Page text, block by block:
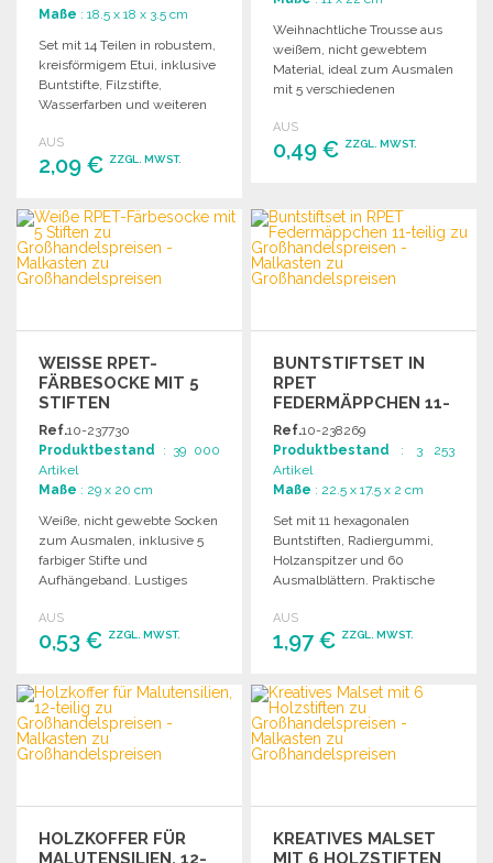
Maße : 18.5 x 18 x 3.5 cm
Set mit 14 Teilen in robustem,
kreisförmigem Etui, inklusive
Buntstifte, Filzstifte,
Wasserfarben und weiteren
AUS
2,09 € ZZGL. MWST.
BESTELLEN
Angebot anfordern
Weihnachtliche Trousse aus
weißem, nicht gewebtem
Material, ideal zum Ausmalen
mit 5 verschiedenen
Reißverschluss.
AUS
0,49 € ZZGL. MWST.
Angebot anfordern
WEISSE RPET-F
ÄRBESOCKE MIT 5 S
TIFTEN
Ref.10-237730
Produktbestand : 39 000
Artikel
Maße : 29 x 20 cm
Weiße, nicht gewebte Socken
zum Ausmalen, inklusive 5
farbiger Stifte und
Aufhängeband. Lustiges
kreative Freizeitaktivitäten.
AUS
0,53 € ZZGL. MWST.
BESTELLEN
Angebot anfordern
BUNTSTIFTSET IN
RPET
FEDERMÄPPCHEN 11-
TEILIG
Ref.10-238269
Produktbestand : 3 253
Artikel
Maße : 22.5 x 17.5 x 2 cm
Set mit 11 hexagonalen
Buntstiften, Radiergummi,
Holzanspitzer und 60
Ausmalblättern. Praktische
Reißverschluss.
AUS
1,97 € ZZGL. MWST.
BESTELLEN
Angebot anfordern
HOLZKOFFER FÜR
MALUTENSILIEN, 12-
KREATIVES MALSET
MIT 6 HOLZSTIFTEN